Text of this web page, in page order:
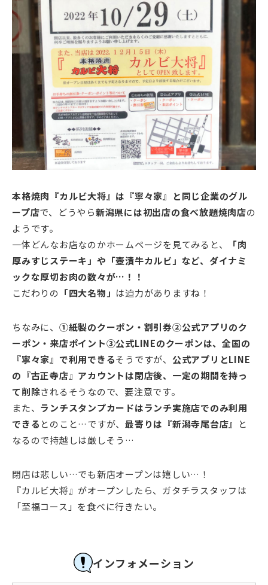
本格焼肉『カルビ大将』は『寧々家』と同じ企業のグル
ープ店で、どうやら新潟県には初出店の食べ放題焼肉店の
ようです。
一体どんなお店なのかホームページを見てみると、
「肉
厚みすじステーキ」や「壺漬牛カルビ」など、ダイナミ
ックな厚切お肉の数々が…！！
こだわりの 「四大名物」 は迫力がありますね！
ちなみに、 ①紙製のクーポン・割引券②公式アプリのク
ーポン・来店ポイント③公式LINEのクーポンは、全国の
『寧々家』で利用できるそうですが、 公式アプリとLINE
の『古正寺店』アカウントは閉店後、一定の期間を持っ
て削除されるそうなので、要注意です。
また、 ランチスタンプカードはランチ実施店でのみ利用
できる とのこと…ですが、 最寄りは『新潟寺尾台店』
と
なるので持越しは厳しそう…
閉店は悲しい…でも新店オープンは嬉しい…！
『カルビ大将』がオープンしたら、ガタチラスタッフは
「至福コース」を食べに行きたい。
インフォメーション